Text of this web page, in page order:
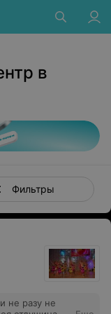
в
Фильтры
не разу не